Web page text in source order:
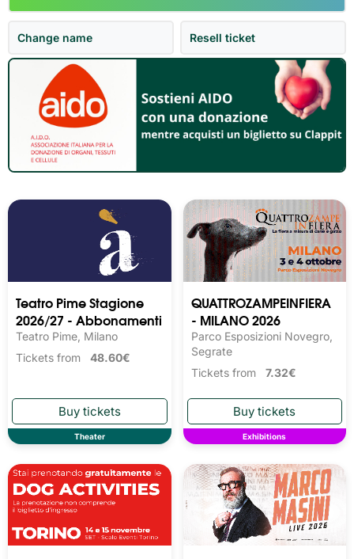
Teatro Pime Stagione
2026/27 - Abbonamenti
Teatro Pime, Milano
Tickets from 48.60€
Theater
QUATTROZAMPEINFIERA
- MILANO 2026
Parco Esposizioni Novegro,
Segrate
Tickets from 7.32€
Exhibitions
Change name Resell ticket